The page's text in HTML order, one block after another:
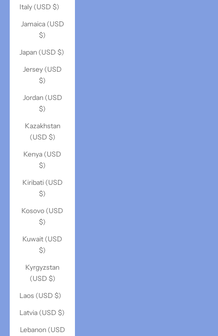
Italy (USD $)
Jamaica (USD
$)
Japan (USD $)
Jersey (USD
$)
Jordan (USD
$)
Kazakhstan
(USD $)
Kenya (USD
$)
Kiribati (USD
$)
Kosovo (USD
$)
Kuwait (USD
$)
Kyrgyzstan
(USD $)
Laos (USD $)
Latvia (USD $)
Lebanon (USD